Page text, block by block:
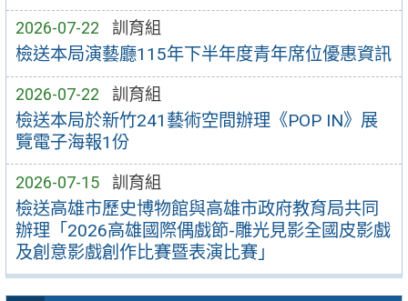
2026-07-22 訓育組
檢送本局演藝廳115年下半年度青年席位優惠資訊
2026-07-22 訓育組
檢送本局於新竹241藝術空間辦理《POP IN》展
覽電子海報1份
2026-07-15 訓育組
檢送高雄市歷史博物館與高雄市政府教育局共同
辦理「2026高雄國際偶戲節-雕光見影全國皮影戲
及創意影戲創作比賽暨表演比賽」